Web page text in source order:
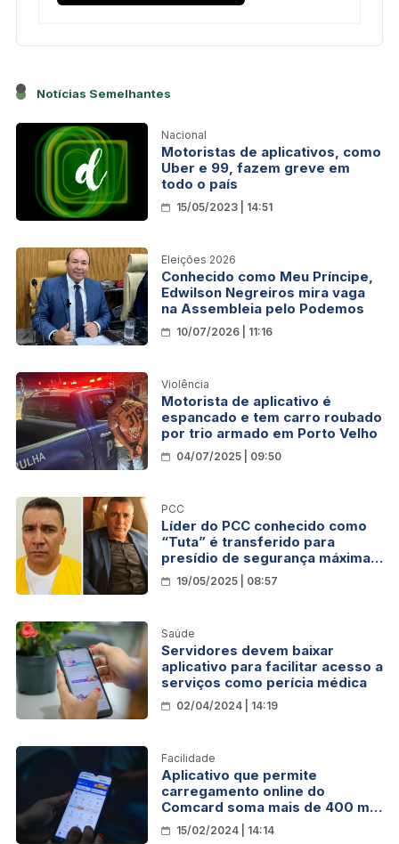
Notícias Semelhantes
Nacional
Motoristas de aplicativos, como
Uber e 99, fazem greve em
todo o país
15/05/2023 | 14:51
Eleições 2026
Conhecido como Meu Príncipe,
Edwilson Negreiros mira vaga
na Assembleia pelo Podemos
10/07/2026 | 11:16
Violência
Motorista de aplicativo é
espancado e tem carro roubado
por trio armado em Porto Velho
04/07/2025 | 09:50
PCC
Líder do PCC conhecido como
“Tuta” é transferido para
presídio de segurança máxima
após extradição
19/05/2025 | 08:57
Saúde
Servidores devem baixar
aplicativo para facilitar acesso a
serviços como perícia médica
02/04/2024 | 14:19
Facilidade
Aplicativo que permite
carregamento online do
Comcard soma mais de 400 mil
downloads; veja como usar
15/02/2024 | 14:14